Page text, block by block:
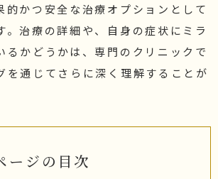
的かつ安全な治療オプションとして
。治療の詳細や、自身の症状にミラ
るかどうかは、専門のクリニックで
を通じてさらに深く理解することが
ージの目次